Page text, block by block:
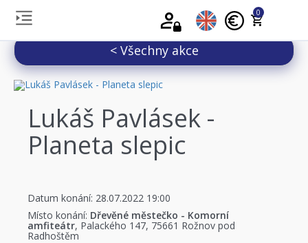
0
< Všechny akce
Lukáš Pavlásek -
Planeta slepic
Datum konání: 28.07.2022 19:00
Místo konání: Dřevěné městečko - Komorní
amfiteátr, Palackého 147, 75661 Rožnov pod
Radhoštěm